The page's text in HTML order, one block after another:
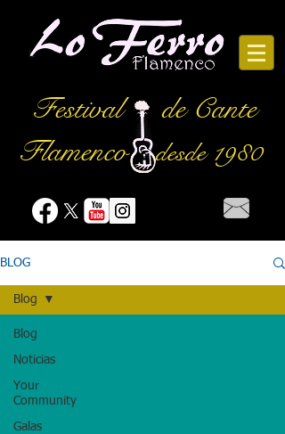
Festival
de Cante
Flamencodesde 1980
BLOG
Blog
Noticias
Your
Community
Galas
Blog